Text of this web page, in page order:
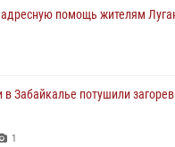
помощь жителям
в Забайкалье потушили
1